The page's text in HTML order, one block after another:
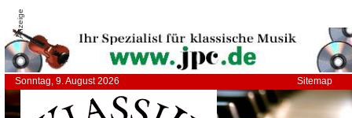
Anzeige
Sonntag, 9. August 2026 Sitemap